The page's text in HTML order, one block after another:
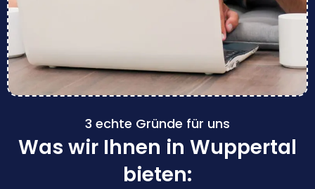
3 echte Gründe für uns
Was wir Ihnen in Wuppertal
bieten: